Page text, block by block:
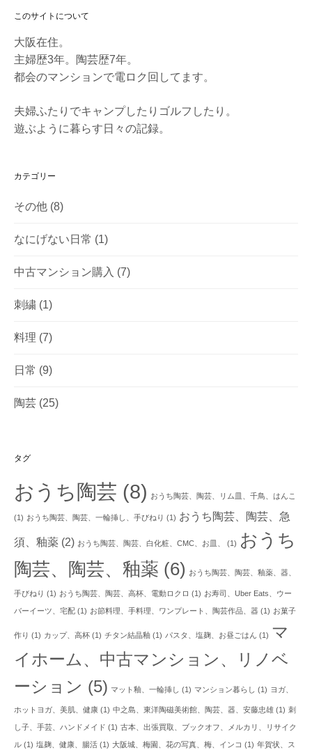
このサイトについて
大阪在住。
主婦歴3年。陶芸歴7年。
都会のマンションで電ロク回してます。
夫婦ふたりでキャンプしたりゴルフしたり。
遊ぶように暮らす日々の記録。
カテゴリー
その他 (8)
なにげない日常 (1)
中古マンション購入 (7)
刺繍 (1)
料理 (7)
日常 (9)
陶芸 (25)
タグ
おうち陶芸 (8) おうち陶芸、陶芸、リム皿、千鳥、はんこ
(1) おうち陶芸、陶芸、一輪挿し、手びねり (1) おうち陶芸、陶芸、急
須、釉薬 (2) おうち陶芸、陶芸、白化粧、CMC、お皿、 (1) おうち
陶芸、陶芸、釉薬 (6) おうち陶芸、陶芸、釉薬、器、
手びねり (1) おうち陶芸、陶芸、高杯、電動ロクロ (1) お寿司、Uber Eats、ウー
バーイーツ、宅配 (1) お節料理、手料理、ワンプレート、陶芸作品、器 (1) お菓子
作り (1) カップ、高杯 (1) チタン結晶釉 (1) パスタ、塩麹、お昼ごはん (1) マ
イホーム、中古マンション、リノベ
ーション (5) マット釉、一輪挿し (1) マンション暮らし (1) ヨガ、
ホットヨガ、美肌、健康 (1) 中之島、東洋陶磁美術館、陶芸、器、安藤忠雄 (1) 刺
し子、手芸、ハンドメイド (1) 古本、出張買取、ブックオフ、メルカリ、リサイク
ル (1) 塩麹、健康、腸活 (1) 大阪城、梅園、花の写真、梅、インコ (1) 年賀状、ス